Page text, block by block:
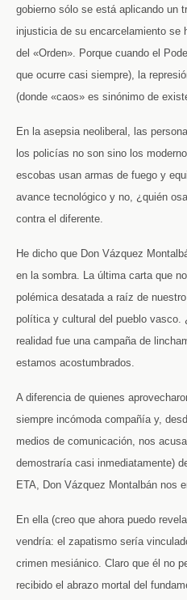
gobierno sólo se está aplicando un
injusticia de su encarcelamiento se
del «Orden». Porque cuando el
que ocurre casi siempre), la
(donde «caos» es sinónimo de
En la asepsia neoliberal, las
los policías no son sino los
escobas usan armas de fuego y
avance tecnológico y no, ¿quién
contra el diferente.
He dicho que Don Vázquez
en la sombra. La última carta que
polémica desatada a raíz de
política y cultural del pueblo vasco.
realidad fue una campaña de
estamos acostumbrados.
A diferencia de quienes
siempre incómoda compañía y,
medios de comunicación, nos
demostraría casi inmediatamente)
ETA, Don Vázquez Montalbán nos
En ella (creo que ahora puedo
vendría: el zapatismo sería
crimen mesiánico. Claro que él no
recibido el abrazo mortal del